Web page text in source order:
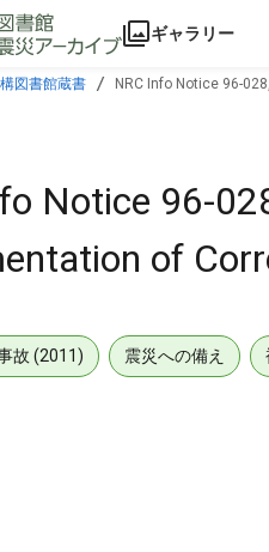
ギャラリー
図書館蔵書 NRC Info Notice 96-
Notice 96-
of
故 (2011) 震災への備え